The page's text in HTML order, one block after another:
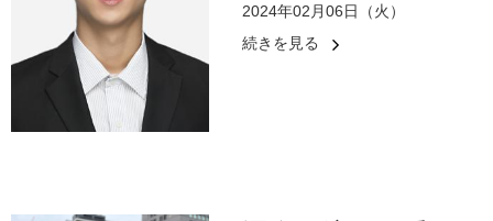
2024年02月06日（火）
続きを見る